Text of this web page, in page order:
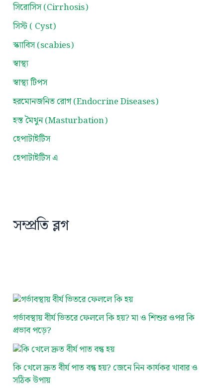
সিরোসিস (Cirrhosis)
সিস্ট ( Cyst)
স্ক্যাবিস (scabies)
স্বাস্থ্য
স্বাস্থ্য টিপস
হরমোনজনিত রোগ (Endocrine Diseases)
হস্ত মৈথুন (Masturbation)
হেপাটাইটিস
হেপাটাইটিস এ
সম্প্রতি ব্লগ
গর্ভাবস্থায় বীর্য ভিতরে ফেললে কি হয়? মা ও শিশুর ওপর কি
প্রভাব পড়ে?
কি খেলে দ্রুত বীর্য পাত বন্ধ হয়? জেনে নিন কার্যকর খাবার ও
সঠিক উপায়